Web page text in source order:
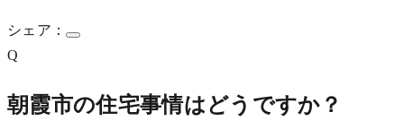
シェア：
Q
朝霞市の住宅事情はどうですか？